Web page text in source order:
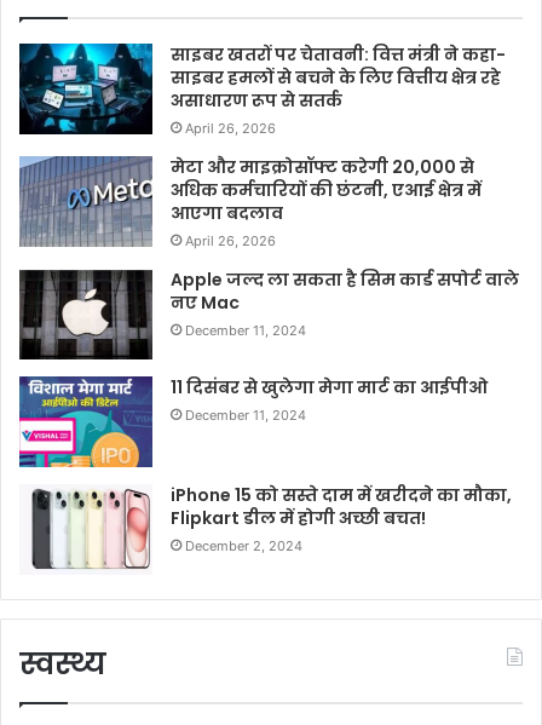
साइबर खतरों पर चेतावनी: वित्त मंत्री ने कहा-
साइबर हमलों से बचने के लिए वित्तीय क्षेत्र रहे
असाधारण रूप से सतर्क
April 26, 2026
मेटा और माइक्रोसॉफ्ट करेगी 20,000 से
अधिक कर्मचारियों की छंटनी, एआई क्षेत्र में
आएगा बदलाव
April 26, 2026
Apple जल्द ला सकता है सिम कार्ड सपोर्ट वाले
नए Mac
December 11, 2024
11 दिसंबर से खुलेगा मेगा मार्ट का आईपीओ
December 11, 2024
iPhone 15 को सस्ते दाम में खरीदने का मौका,
Flipkart डील में होगी अच्छी बचत!
December 2, 2024
स्वस्थ्य